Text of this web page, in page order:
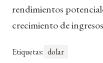
rendimientos
crecimiento de
Etiquetas: dolar